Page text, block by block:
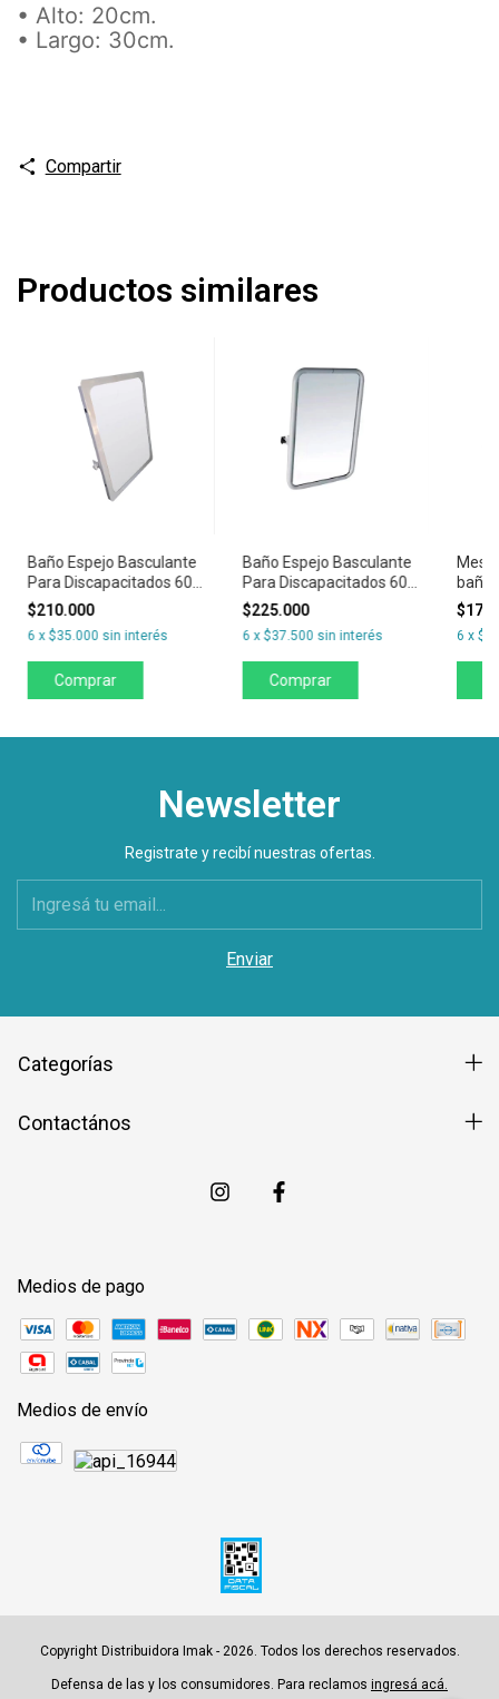
• Alto: 20cm.
• Largo: 30cm.
Compartir
Productos similares
Baño Espejo Basculante
Para Discapacitados 60
X 80
$210.000
6 x$35.000 sin interés
Baño Espejo Basculante
Para Discapacitados 60
X 80 Espacio
$225.000
6 x$37.500 sin interés
baño
sin
6 x
Newsletter
Registrate y recibí nuestras ofertas.
Categorías
Contactános
Medios de pago
Medios de envío
Copyright Distribuidora Imak - 2026. Todos los derechos reservados.
Defensa de las y los consumidores. Para reclamos ingresá acá.